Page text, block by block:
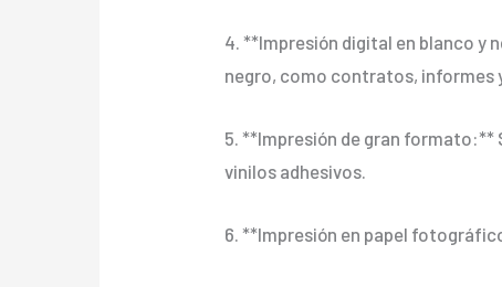
4. **Impresión digital en blanco y
negro, como contratos, informes
5. **Impresión de gran formato:**
vinilos adhesivos.
6. **Impresión en papel